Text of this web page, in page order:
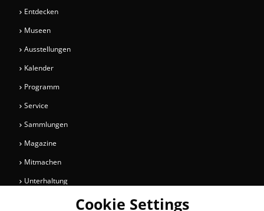
Entdecken
Museen
Ausstellungen
Kalender
Programm
Service
Sammlungen
Magazine
Mitmachen
Unterhaltung
Cookie Settings